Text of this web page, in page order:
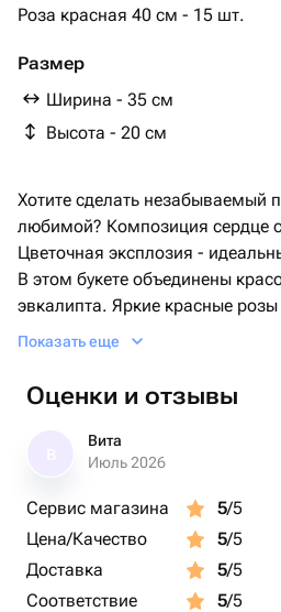
Роза красная 40 см - 15 шт.
Размер
Ширина - 35 см
Высота - 20 см
Хотите сделать незабываемый
любимой? Композиция сердце
Цветочная эксплозия -
В этом букете объединены
эвкалипта. Яркие красные
страсть и любовь, а ароматный
Данная композиция отлично
День Рождения, Юбилей, День
годовщину свадьбы или любой
букет - выражение ваших
можете заказать их у нас в
Мы предлагаем доставку
быстро. Мы заботимся о
гарантируем свежесть и
Показать еще
Оценки и отзывы
Вита
Июль 2026
Сервис магазина 5/5
Цена/Качество
5/5
Доставка
5/5
Соответствие
5/5